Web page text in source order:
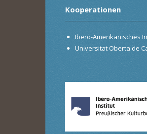
Kooperationen
Ibero-Amerikanisches
Universitat Oberta de